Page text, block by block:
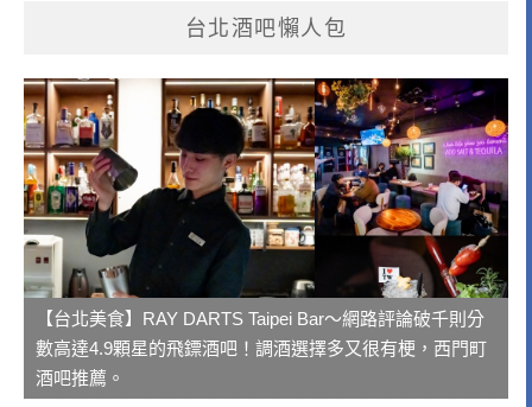
台北酒吧懶人包
【台北美食】RAY DARTS Taipei Bar～網路評論破千則分
數高達4.9顆星的飛鏢酒吧！調酒選擇多又很有梗，西門町
酒吧推薦。